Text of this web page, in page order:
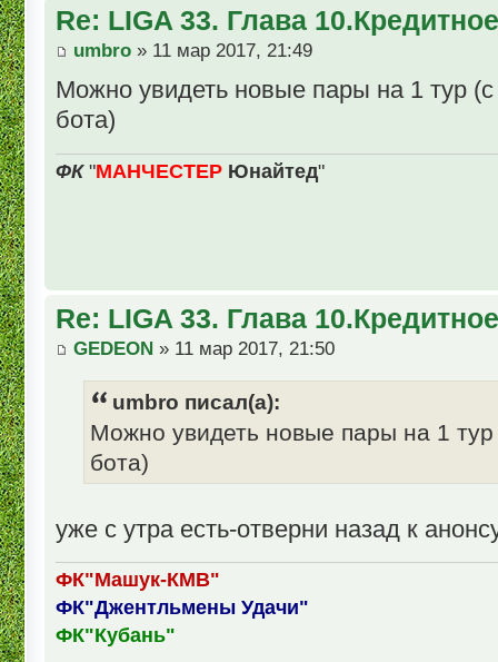
Re: LIGA 33. Глава
umbro » 11 мар 2017, 21:49
Можно увидеть новые пары на 1 тур
бота)
ФК"МАНЧЕСТЕР Юнайтед"
Re: LIGA 33. Глава
GEDEON » 11 мар 2017, 21:50
umbro писал(а):
Можно увидеть новые пары на 1 тур
бота)
уже с утра есть-отверни назад к
ФК"Машук-КМВ"
ФК"Джентльмены Удачи"
ФК"Кубань"